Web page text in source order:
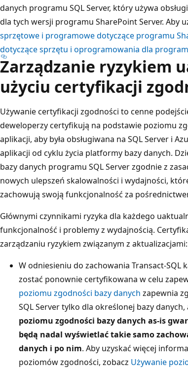
danych programu SQL Server, który używa
dla tych wersji programu SharePoint Server. Aby
sprzętowe i programowe dotyczące programu
dotyczące sprzętu i oprogramowania dla
Zarządzanie ryzykiem
użyciu certyfikacji
Używanie certyfikacji zgodności to cenne
deweloperzy certyfikują na podstawie poziomu
aplikacji, aby była obsługiwana na SQL Server i
aplikacji od cyklu życia platformy bazy danych.
bazy danych programu SQL Server zgodnie z
nowych ulepszeń skalowalności i wydajności,
zachowują swoją funkcjonalność za
Głównymi czynnikami ryzyka dla każdego
funkcjonalność i problemy z wydajnością.
zarządzaniu ryzykiem związanym z aktualizacjami:
W odniesieniu do zachowania Transact-SQL
zostać ponownie certyfikowana w celu
poziomu zgodności bazy danych zapewnia
SQL Server tylko dla określonej bazy danych,
poziomu zgodności bazy danych as-is
będą nadal wyświetlać takie samo
danych i po nim. Aby uzyskać więcej
poziomów zgodności, zobacz Używanie